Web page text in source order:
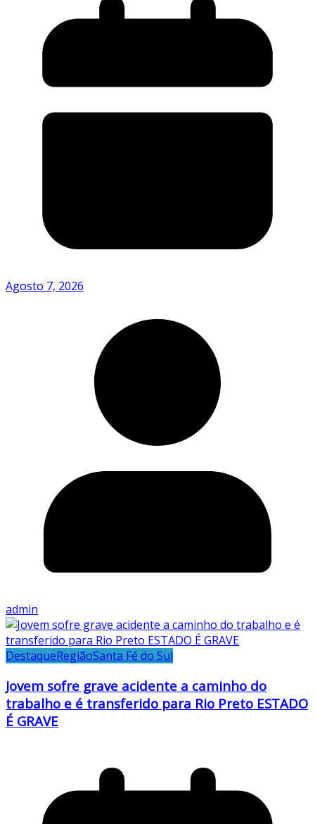
Agosto 7, 2026
admin
DestaqueRegiãoSanta Fé do Sul
Jovem sofre grave acidente a caminho do
trabalho e é transferido para Rio Preto ESTADO
É GRAVE